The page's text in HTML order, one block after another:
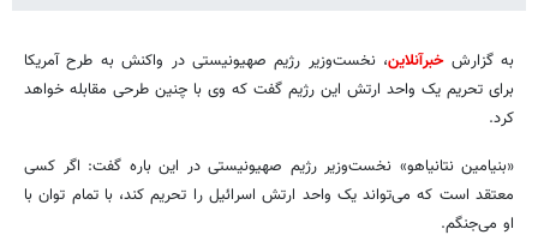
به گزارشخبرآنلاین، نخست‌وزیر رژیم صهیونیستی در واکنش به طرح آمریکا
برای تحریم یک واحد ارتش این رژیم گفت که وی با چنین طرحی مقابله خواهد
کرد.
«بنیامین نتانیاهو» نخست‌وزیر رژیم صهیونیستی در این باره گفت: اگر کسی
معتقد است که می‌تواند یک واحد ارتش اسرائیل را تحریم کند، با تمام توان با
او می‌جنگم.